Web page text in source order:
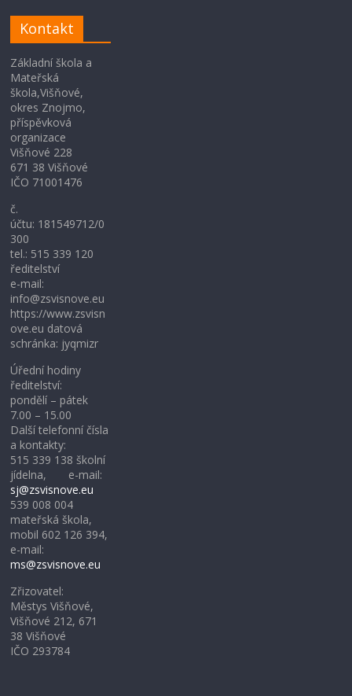
Kontakt
Základní škola a
Mateřská
škola,Višňové,
okres Znojmo,
příspěvková
organizace
Višňové 228
671 38 Višňové
IČO 71001476
č.
účtu: 181549712/0
300
tel.: 515 339 120
ředitelství
e-mail:
info@zsvisnove.eu
https://www.zsvisn
ove.eu datová
schránka: jyqmizr
Úřední hodiny
ředitelství:
pondělí – pátek
7.00 – 15.00
Další telefonní čísla
a kontakty:
515 339 138 školní
jídelna, e-mail:
sj@zsvisnove.eu
539 008 004
mateřská škola,
mobil 602 126 394,
e-mail:
ms@zsvisnove.eu
Zřizovatel:
Městys Višňové,
Višňové 212, 671
38 Višňové
IČO 293784